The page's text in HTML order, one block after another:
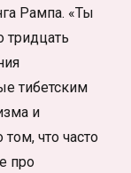
Рампа. «Ты
тридцать
тибетским
и
что часто
про